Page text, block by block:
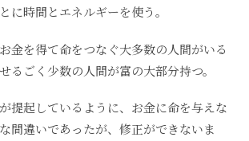
に時間とエネルギーを使う。
金を得て命をつなぐ大多数の人間がいる
るごく少数の人間が富の大部分持つ。
提起しているように、お金に命を与えな
間違いであったが、修正ができないま